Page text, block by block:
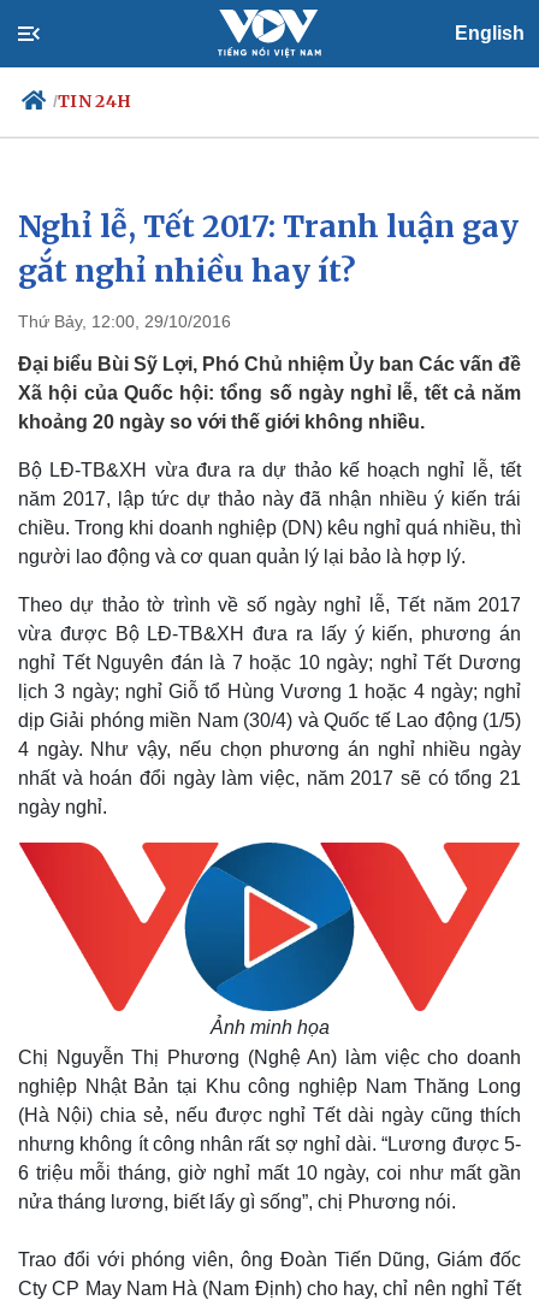
English
/TIN 24H
Chính trị
Đảng
Tổ chức nhân sự
Nhận diện sự thật
Xã hội
Tin 24h
Dự báo thời tiết
Việc làm
Biển đảo
Quan sát
Cuộc sống đó đây
Hồ sơ
Multimedia
Video
Ảnh
E-Magazine
Infographic
Nghỉ lễ, Tết 2017: Tranh luận gay
gắt nghỉ nhiều hay ít?
Thứ Bảy, 12:00, 29/10/2016
Đại biểu Bùi Sỹ Lợi, Phó Chủ nhiệm Ủy ban Các vấn đề
Xã hội của Quốc hội: tổng số ngày nghỉ lễ, tết cả năm
khoảng 20 ngày so với thế giới không nhiều.
Bộ LĐ-TB&XH vừa đưa ra dự thảo kế hoạch nghỉ lễ, tết
năm 2017, lập tức dự thảo này đã nhận nhiều ý kiến trái
chiều. Trong khi doanh nghiệp (DN) kêu nghỉ quá nhiều, thì
người lao động và cơ quan quản lý lại bảo là hợp lý.
Theo dự thảo tờ trình về số ngày nghỉ lễ, Tết năm 2017
vừa được Bộ LĐ-TB&XH đưa ra lấy ý kiến, phương án
nghỉ Tết Nguyên đán là 7 hoặc 10 ngày; nghỉ Tết Dương
lịch 3 ngày; nghỉ Giỗ tổ Hùng Vương 1 hoặc 4 ngày; nghỉ
dịp Giải phóng miền Nam (30/4) và Quốc tế Lao động (1/5)
4 ngày. Như vậy, nếu chọn phương án nghỉ nhiều ngày
nhất và hoán đổi ngày làm việc, năm 2017 sẽ có tổng 21
ngày nghỉ.
Ảnh minh họa
Chị Nguyễn Thị Phương (Nghệ An) làm việc cho doanh
nghiệp Nhật Bản tại Khu công nghiệp Nam Thăng Long
(Hà Nội) chia sẻ, nếu được nghỉ Tết dài ngày cũng thích
nhưng không ít công nhân rất sợ nghỉ dài. “Lương được 5-
6 triệu mỗi tháng, giờ nghỉ mất 10 ngày, coi như mất gần
nửa tháng lương, biết lấy gì sống”, chị Phương nói.
Trao đổi với phóng viên, ông Đoàn Tiến Dũng, Giám đốc
Cty CP May Nam Hà (Nam Định) cho hay, chỉ nên nghỉ Tết